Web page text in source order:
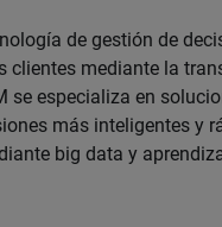
de gestión de
clientes mediante la
se especializa en
más inteligentes y
big data y